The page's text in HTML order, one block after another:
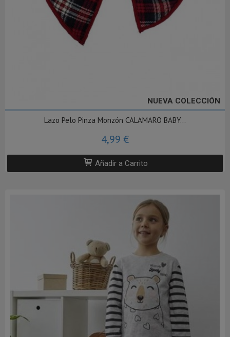
NUEVA COLECCIÓN
Lazo Pelo Pinza Monzón CALAMARO BABY...
4,99 €
Añadir a Carrito